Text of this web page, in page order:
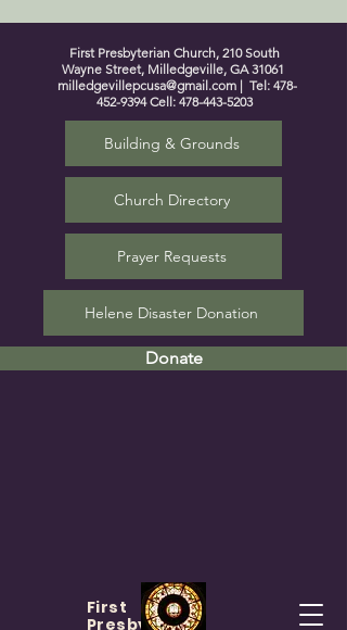
First Presbyterian Church, 210 South
Wayne Street, Milledgeville, GA 31061
milledgevillepcusa@gmail.com | Tel: 478-
452-9394Cell: 478-443-5203
Building & Grounds
Church Directory
Prayer Requests
Helene Disaster Donation
Donate
First
Presbyteria